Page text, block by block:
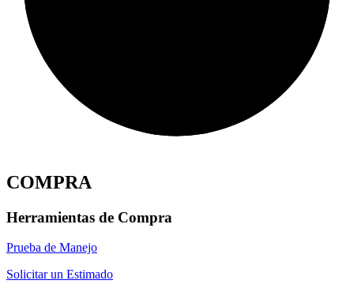
COMPRA
Herramientas de Compra
Prueba de Manejo
Solicitar un Estimado